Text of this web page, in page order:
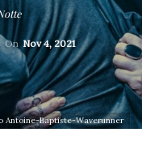
On Nov 4, 2021
Antoine-Baptiste-Waverunner